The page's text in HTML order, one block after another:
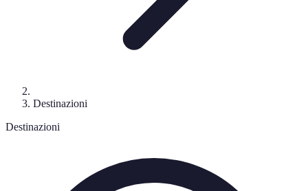
Destinazioni
Destinazioni